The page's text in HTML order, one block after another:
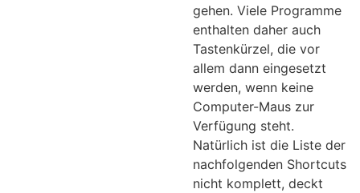
gehen. Viele Programme
enthalten daher auch
Tastenkürzel, die vor
allem dann eingesetzt
werden, wenn keine
Computer-Maus zur
Verfügung steht.
Natürlich ist die Liste der
nachfolgenden Shortcuts
nicht komplett, deckt